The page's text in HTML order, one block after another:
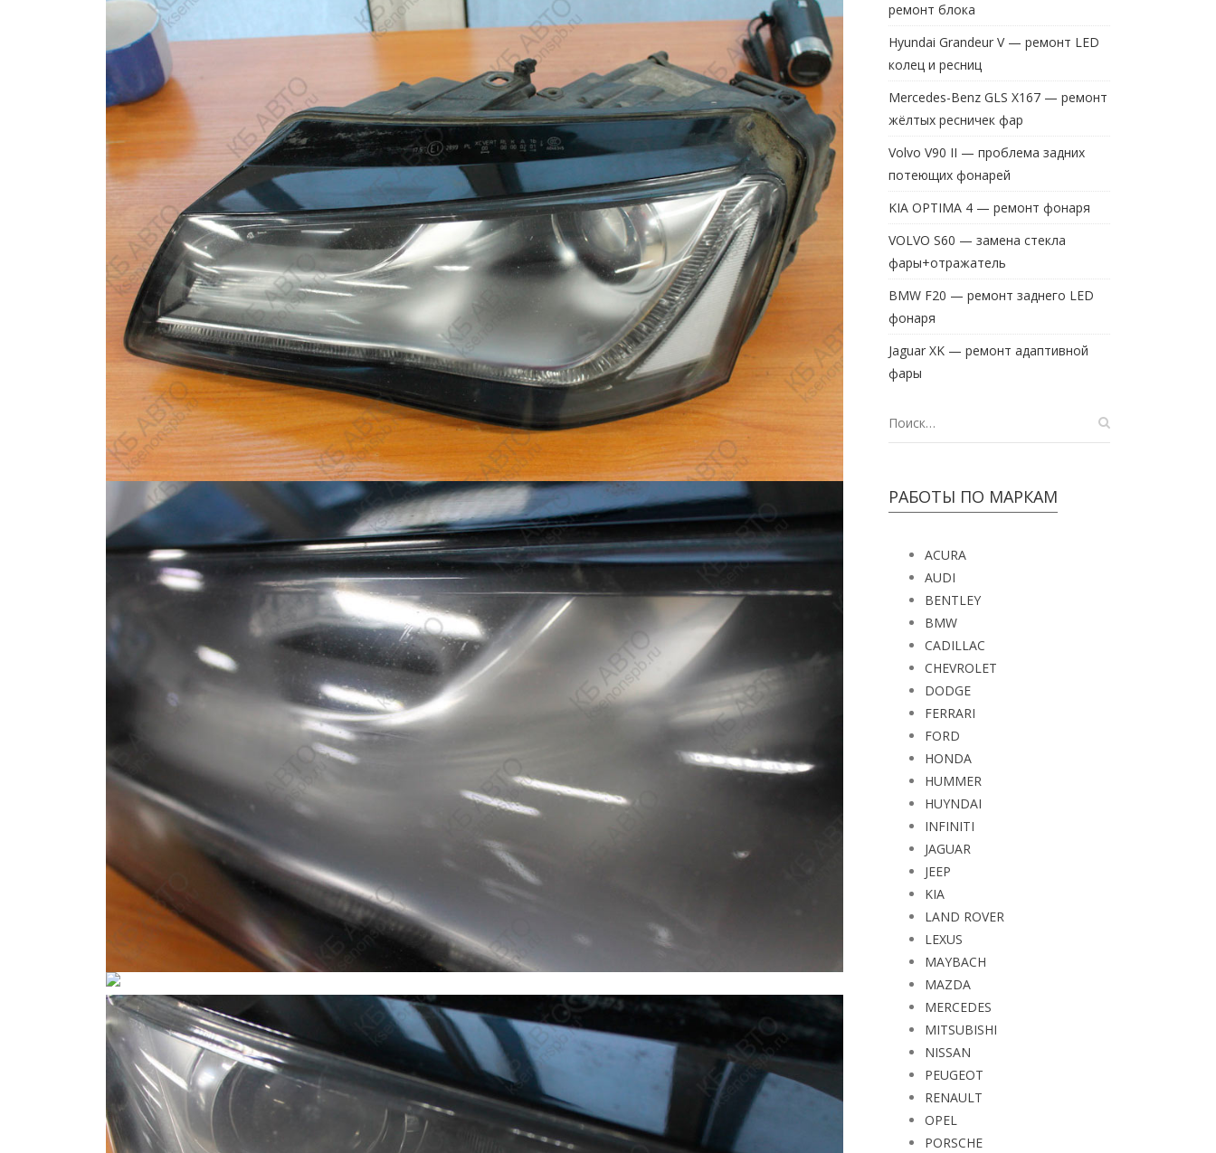
ремонт блока
Hyundai Grandeur V — ремонт LED
колец и ресниц
Mercedes-Benz GLS X167 — ремонт
жёлтых ресничек фар
Volvo V90 II — проблема задних
потеющих фонарей
KIA OPTIMA 4 — ремонт фонаря
VOLVO S60 — замена стекла
фары+отражатель
BMW F20 — ремонт заднего LED
фонаря
Jaguar XK — ремонт адаптивной
фары
РАБОТЫ ПО МАРКАМ
ACURA
AUDI
BENTLEY
BMW
CADILLAC
CHEVROLET
DODGE
FERRARI
FORD
HONDA
HUMMER
HUYNDAI
INFINITI
JAGUAR
JEEP
KIA
LAND ROVER
LEXUS
MAYBACH
MAZDA
MERCEDES
MITSUBISHI
NISSAN
PEUGEOT
RENAULT
OPEL
PORSCHE